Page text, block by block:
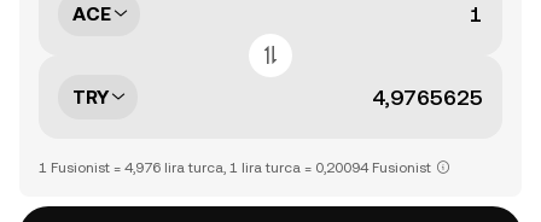
ACE
TRY
1 Fusionist = 4,976 lira turca, 1 lira turca = 0,20094 Fusionist